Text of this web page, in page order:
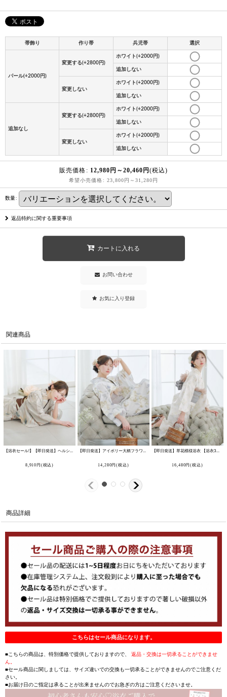
帯飾り 作り帯 兵児帯 選択
パール(+2000円)
変更する(+2800円)
ホワイト(+2000円)
追加しない
変更しない
ホワイト(+2000円)
追加しない
追加なし
変更する(+2800円)
ホワイト(+2000円)
追加しない
変更しない
ホワイト(+2000円)
追加しない
販売価格 : 12,980 円 ～20,460 円 (税込)
希望小売価格 : 23,800円 ～31,280円
数量:
返品特約に関する重要事項
カートに入れる
お問い合わせ
お気に入り登録
関連商品
【浴衣セール!】【即日発送】ヘルシーリーフ柄ベージュ浴衣 【浴衣3点セット 浴衣/帯/下駄】 [OF04/HC03] Y-8032-nz-
8,910円 (税込)
【即日発送】アイボリー大柄フラワー浴衣 【浴衣3点セット 浴衣/帯/下駄】 [OF04]
14,280円(税込)
【即日発送】草花模様浴衣 【浴衣3点セット 浴衣/帯/下駄】 [OF04]
16,480円(税込)
商品詳細
こちらはセール商品になります。
■こちらの商品は、特別価格で提供しておりますので、 返品・交換は一切承ることができませ
ん。
■セール商品に関しましては、サイズ違いでの交換も一切承ることができませんのでご注意くだ
さい。
■お届け日のご指定は承ることが出来ませんのでお急ぎの方はご注意くださいませ。